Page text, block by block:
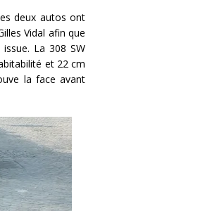
deux autos ont
Vidal afin que
La 308 SW
et 22 cm
la face avant